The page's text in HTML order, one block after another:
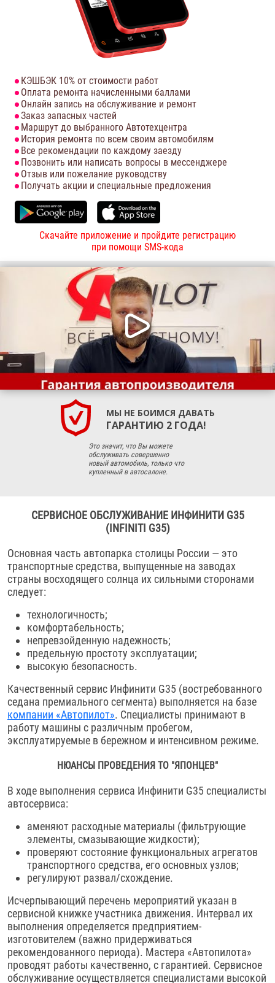
КЭШБЭК 10% от стоимости работ
Оплата ремонта начисленными баллами
Онлайн запись на обслуживание и ремонт
Заказ запасных частей
Маршрут до выбранного Автотехцентра
История ремонта по всем своим автомобилям
Все рекомендации по каждому заезду
Позвонить или написать вопросы в мессенджере
Отзыв или пожелание руководству
Получать акции и специальные предложения
Скачайте приложение и пройдите регистрацию
при помощи SMS-кода
МЫ НЕ БОИМСЯ ДАВАТЬ
ГАРАНТИЮ 2 ГОДА!
Это значит, что Вы можете
обслуживать совершенно
новый автомобиль, только что
купленный в автосалоне.
СЕРВИСНОЕ ОБСЛУЖИВАНИЕ ИНФИНИТИ G35
(INFINITI G35)
Основная часть автопарка столицы России — это
транспортные средства, выпущенные на заводах
страны восходящего солнца их сильными сторонами
следует:
технологичность;
комфортабельность;
непревзойденную надежность;
предельную простоту эксплуатации;
высокую безопасность.
Качественный сервис Инфинити G35 (востребованного
седана премиального сегмента) выполняется на базе
компании «Автопилот». Специалисты принимают в
работу машины с различным пробегом,
эксплуатируемые в бережном и интенсивном режиме.
НЮАНСЫ ПРОВЕДЕНИЯ ТО "ЯПОНЦЕВ"
В ходе выполнения сервиса Инфинити G35 специалисты
автосервиса:
аменяют расходные материалы (фильтрующие
элементы, смазывающие жидкости);
проверяют состояние функциональных агрегатов
транспортного средства, его основных узлов;
регулируют развал/схождение.
Исчерпывающий перечень мероприятий указан в
сервисной книжке участника движения. Интервал их
выполнения определяется предприятием-
изготовителем (важно придерживаться
рекомендованного периода). Мастера «Автопилота»
проводят работы качественно, с гарантией. Сервисное
обслуживание осуществляется специалистами высокой